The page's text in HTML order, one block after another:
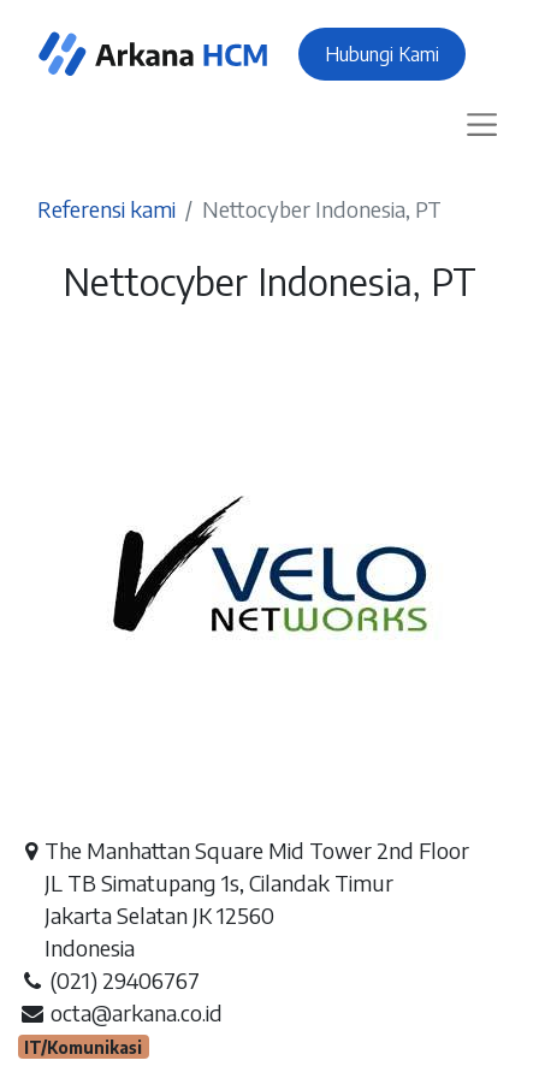
Hubungi Kami
Referensi kami Nettocyber Indonesia, PT
Nettocyber Indonesia, PT
The Manhattan Square Mid Tower 2nd Floor
JL TB Simatupang 1s, Cilandak Timur
Jakarta Selatan JK 12560
Indonesia
(021) 29406767
octa@arkana.co.id
IT/Komunikasi